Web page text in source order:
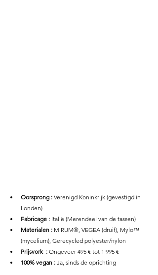
Oorsprong : Verenigd Koninkrijk (gevestigd in
Londen)
Fabricage : Italië (Merendeel van de tassen)
Materialen : MIRUM®, VEGEA (druif), Mylo™
(mycelium), Gerecycled polyester/nylon
Prijsvork  : Ongeveer 495 € tot 1 995 €
100% vegan : Ja, sinds de oprichting